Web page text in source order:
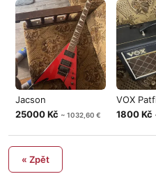
Jacson
25000 Kč ~ 1032,60 €
VOX
1800 Kč
« Zpět